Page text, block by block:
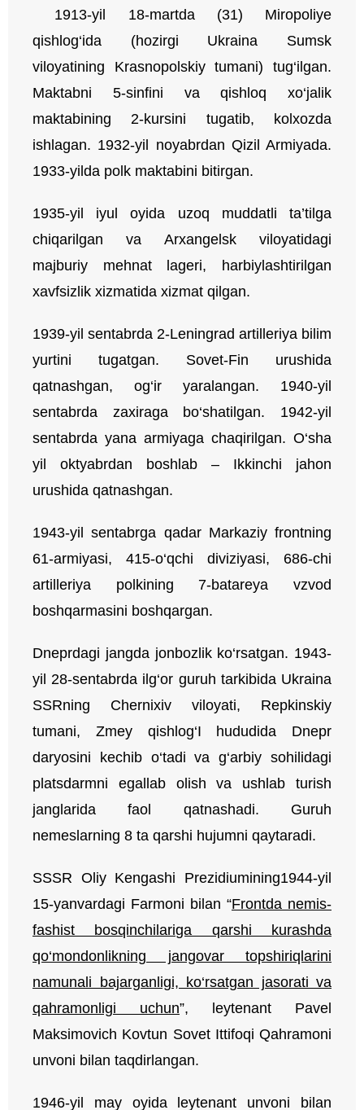
1913-yil 18-martda (31) Miropoliye
qishlog‘ida (hozirgi Ukraina Sumsk
viloyatining Krasnopolskiy tumani) tug‘ilgan.
Maktabni 5-sinfini va qishloq xo‘jalik
maktabining 2-kursini tugatib, kolxozda
ishlagan. 1932-yil noyabrdan Qizil Armiyada.
1933-yilda polk maktabini bitirgan.
1935-yil iyul oyida uzoq muddatli ta’tilga
chiqarilgan va Arxangelsk viloyatidagi
majburiy mehnat lageri, harbiylashtirilgan
xavfsizlik xizmatida xizmat qilgan.
1939-yil sentabrda 2-Leningrad artilleriya bilim
yurtini tugatgan. Sovet-Fin urushida
qatnashgan, og‘ir yaralangan. 1940-yil
sentabrda zaxiraga bo‘shatilgan. 1942-yil
sentabrda yana armiyaga chaqirilgan. O‘sha
yil oktyabrdan boshlab – Ikkinchi jahon
urushida qatnashgan.
1943-yil sentabrga qadar Markaziy frontning
61-armiyasi, 415-o‘qchi diviziyasi, 686-chi
artilleriya polkining 7-batareya vzvod
boshqarmasini boshqargan.
Dneprdagi jangda jonbozlik ko‘rsatgan. 1943-
yil 28-sentabrda ilg‘or guruh tarkibida Ukraina
SSRning Chernixiv viloyati, Repkinskiy
tumani, Zmey qishlog‘I hududida Dnepr
daryosini kechib o‘tadi va g‘arbiy sohilidagi
platsdarmni egallab olish va ushlab turish
janglarida faol qatnashadi. Guruh
nemeslarning 8 ta qarshi hujumni qaytaradi.
SSSR Oliy Kengashi Prezidiumining1944-yil
15-yanvardagi Farmoni bilan “Frontda nemis-
fashist bosqinchilariga qarshi kurashda
qo‘mondonlikning jangovar topshiriqlarini
namunali bajarganligi, ko‘rsatgan jasorati va
qahramonligi uchun”, leytenant Pavel
Maksimovich Kovtun Sovet Ittifoqi Qahramoni
unvoni bilan taqdirlangan.
1946-yil may oyida leytenant unvoni bilan